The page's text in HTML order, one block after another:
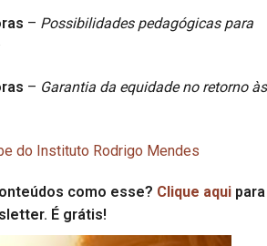
– Possibilidades pedagógicas para
– Garantia da equidade no retorno às
do Instituto Rodrigo Mendes
como esse? Clique aqui para
É grátis!